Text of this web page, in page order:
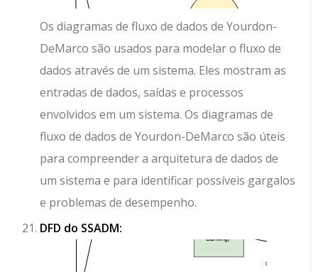
Os diagramas de fluxo de dados de Yourdon-
DeMarco são usados para modelar o fluxo de
dados através de um sistema. Eles mostram as
entradas de dados, saídas e processos
envolvidos em um sistema. Os diagramas de
fluxo de dados de Yourdon-DeMarco são úteis
para compreender a arquitetura de dados de
um sistema e para identificar possíveis gargalos
e problemas de desempenho.
DFD do SSADM: